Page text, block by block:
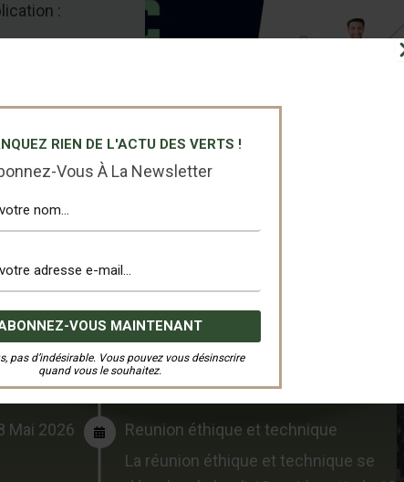
RIEN DE L'ACTU DES VERTS !
Vous À La Newsletter
pas d’indésirable. Vous pouvez vous désinscrire
quand vous le souhaitez.
:
comitése
de 18
de l’ASA.
Reunion éthique et technique
La réunion éthique et technique se
Mai 2026